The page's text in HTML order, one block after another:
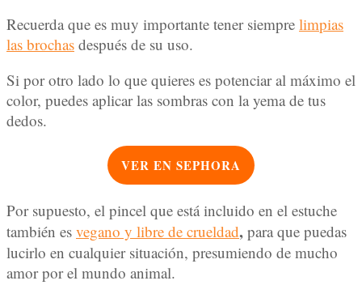
Recuerda que es muy importante tener siempre limpias
las brochas después de su uso.
Si por otro lado lo que quieres es potenciar al máximo el
color, puedes aplicar las sombras con la yema de tus
dedos.
VER EN SEPHORA
Por supuesto, el pincel que está incluido en el estuche
también es vegano y libre de crueldad, para que puedas
lucirlo en cualquier situación, presumiendo de mucho
amor por el mundo animal.